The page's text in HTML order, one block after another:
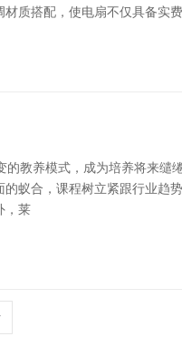
质搭配，使电扇不仅具备实费
教养模式，成为培养将来
蚁合，课程树立紧跟行业趋
，莱